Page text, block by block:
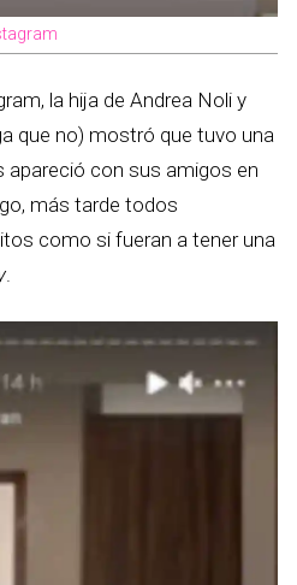
la hija de Andrea Noli y
que no) mostró que tuvo una
apareció con sus amigos en
más tarde todos
como si fueran a tener una